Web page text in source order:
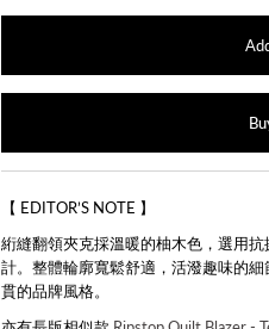
【 EDITOR’S NOTE 】
絎縫翻領夾克採溫暖的柚木色，選用
計。整體輪廓寬鬆舒適，活潑趣味的
貫的品牌風格。